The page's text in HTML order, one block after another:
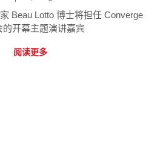
Beau Lotto 博士将担任 Converge
的开幕主题演讲嘉宾
阅读更多